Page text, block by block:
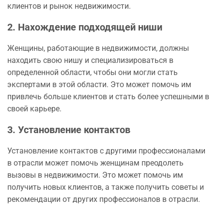
клиентов и рынок недвижимости.
2. Нахождение подходящей ниши
Женщины, работающие в недвижимости, должны
находить свою нишу и специализироваться в
определенной области, чтобы они могли стать
экспертами в этой области. Это может помочь им
привлечь больше клиентов и стать более успешными в
своей карьере.
3. Установление контактов
Установление контактов с другими профессионалами
в отрасли может помочь женщинам преодолеть
вызовы в недвижимости. Это может помочь им
получить новых клиентов, а также получить советы и
рекомендации от других профессионалов в отрасли.